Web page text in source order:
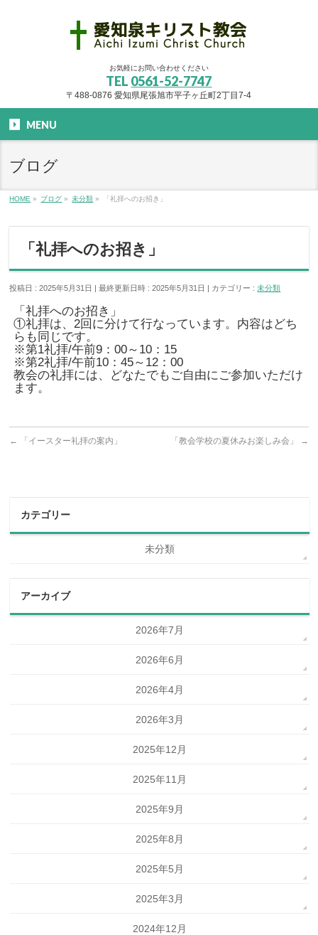
お気軽にお問い合わせください
TEL 0561-52-7747
〒488-0876 愛知県尾張旭市平子ヶ丘町2丁目7-4
MENU
ブログ
HOME » ブログ » 未分類 » 「礼拝へのお招き」
「礼拝へのお招き」
投稿日 : 2025年5月31日 最終更新日時 : 2025年5月31日 カテゴリー :未分類
「礼拝へのお招き」
①礼拝は、2回に分けて行なっています。内容はどち
らも同じです。
※第1礼拝/午前9：00～10：15
※第2礼拝/午前10：45～12：00
教会の礼拝には、どなたでもご自由にご参加いただけ
ます。
← 「イースター礼拝の案内」 「教会学校の夏休みお楽しみ会」 →
カテゴリー
未分類
アーカイブ
2026年7月
2026年6月
2026年4月
2026年3月
2025年12月
2025年11月
2025年9月
2025年8月
2025年5月
2025年3月
2024年12月